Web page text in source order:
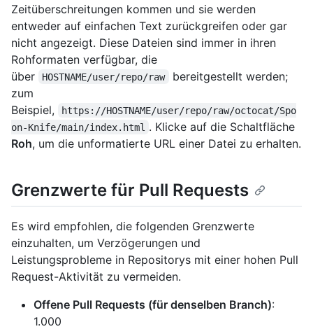
Zeitüberschreitungen kommen und sie werden
entweder auf einfachen Text zurückgreifen oder gar
nicht angezeigt. Diese Dateien sind immer in ihren
Rohformaten verfügbar, die
über
HOSTNAME/user/repo/raw
bereitgestellt werden;
zum
Beispiel,
https://HOSTNAME/user/repo/raw/octocat/Spo
on-Knife/main/index.html . Klicke auf die Schaltfläche
Roh, um die unformatierte URL einer Datei zu erhalten.
Grenzwerte für Pull Requests
Es wird empfohlen, die folgenden Grenzwerte
einzuhalten, um Verzögerungen und
Leistungsprobleme in Repositorys mit einer hohen Pull
Request-Aktivität zu vermeiden.
Offene Pull Requests (für denselben Branch):
1.000